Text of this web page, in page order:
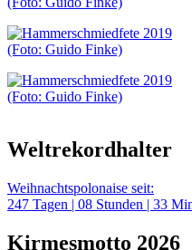
Weltrekordhalter
Weihnachtspolonaise seit:
247 Tagen | 08 Stunden | 33
Kirmesmotto 2026